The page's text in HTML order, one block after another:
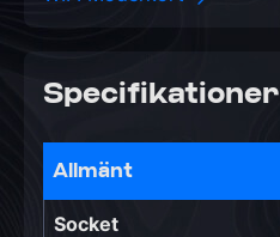
Specifikationer
Allmänt
Socket